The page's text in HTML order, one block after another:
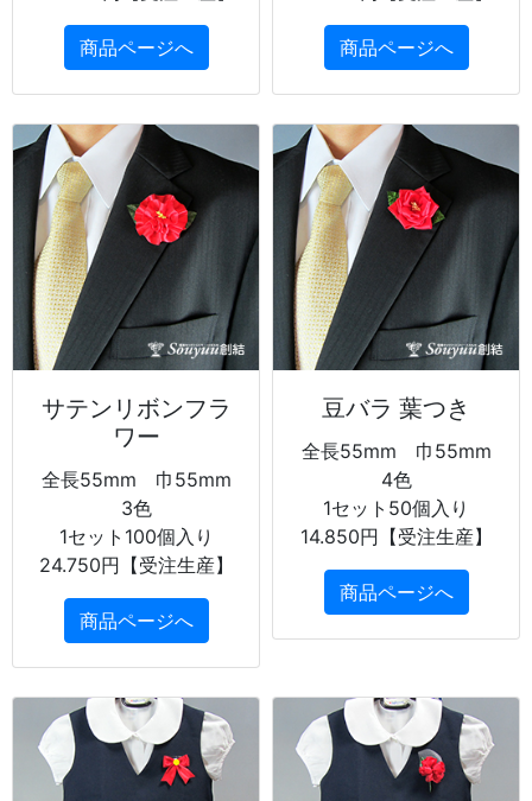
商品ページへ 商品ページへ
サテンリボンフラ
ワー
全長55mm 巾55mm
3色
1セット100個入り
24.750円【受注生産】
商品ページへ
豆バラ 葉つき
全長55mm 巾55mm
4色
1セット50個入り
14.850円【受注生産】
商品ページへ